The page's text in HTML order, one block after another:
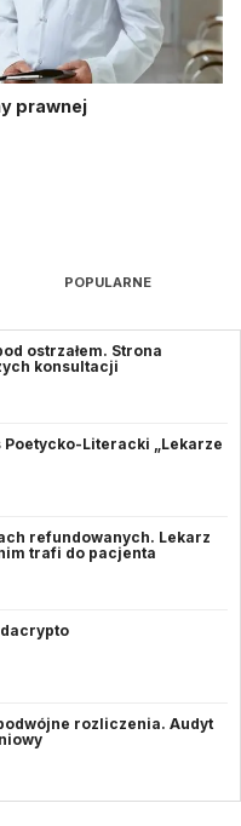
prawnej
POPULARNE
ostrzałem. Strona
konsultacji
Literacki „Lekarze
refundowanych. Lekarz
trafi do pacjenta
rozliczenia. Audyt